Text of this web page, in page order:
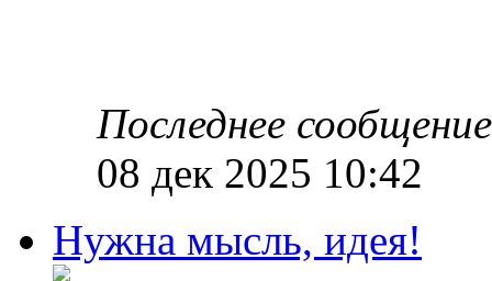
Последнее
08 дек 2025 10:42
Нужна мысль, идея!